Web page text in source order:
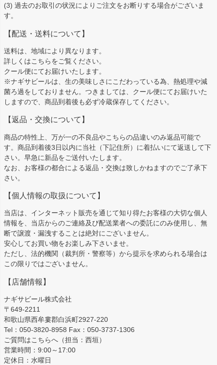
(3) 過去のお取引の状況によりご注文をお断りする場合がございま
す。
【配送・送料について】
送料は、地域により異なります。
詳しくはこちらをご覧ください。
クール便にてお届けいたします。
※ナギサビールは、生の美味しさにこだわっている為、熱処理や減
菌ろ過をしておりません。つきましては、クール便にてお届けいた
しますので、商品到着後も必ず冷蔵保存してください。
【返品・交換について】
商品の特性上、万が一の不良品やこちらの品違いのみ返品可能で
す。商品到着後3日以内に当社（下記住所）に着払いにて返送して下
さい。早急に新品をご送付いたします。
なお、お客様の都合による返品・交換は致しかねますのでご了承下
さい。
【個人情報の取扱について】
当店は、インターネット販売を通じて知り得たお客様の大切な個人
情報を、当店からのご連絡及び配送業者への委託にのみ使用し、無
断で譲渡・漏洩することは絶対にございません。
安心してお買い物をお楽しみ下さいませ。
ただし、法的機関（裁判所・警察等）から提示を求められる場合は
この限りではございません。
【店舗情報】
ナギサビール株式会社
〒649-2211
和歌山県西牟婁郡白浜町2927-220
Tel：050-3820-8958 Fax：050-3737-1306
ご質問はこちらへ（担当：西垣）
営業時間：9:00～17:00
定休日：水曜日